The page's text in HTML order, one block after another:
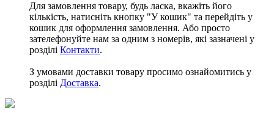
Для замовлення товару, будь ласка, вкажіть його
кількість, натисніть кнопку "У кошик" та перейдіть у
кошик для оформлення замовлення. Або просто
зателефонуйте нам за одним з номерів, які зазначені у
розділі Контакти.
З умовами доставки товару просимо ознайомитись у
розділі Доставка.